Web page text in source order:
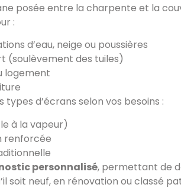
posée entre la charpente et la
:
d’eau, neige ou poussières
(soulèvement des tuiles)
logement
d’écrans selon vos besoins :
à la vapeur)
renforcée
personnalisé, permettant de
soit neuf, en rénovation ou classé